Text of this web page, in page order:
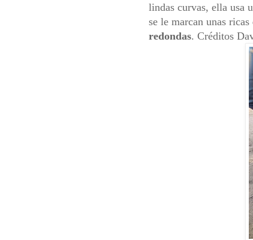
lindas curvas, ella usa
se le marcan unas ricas
redondas. Créditos